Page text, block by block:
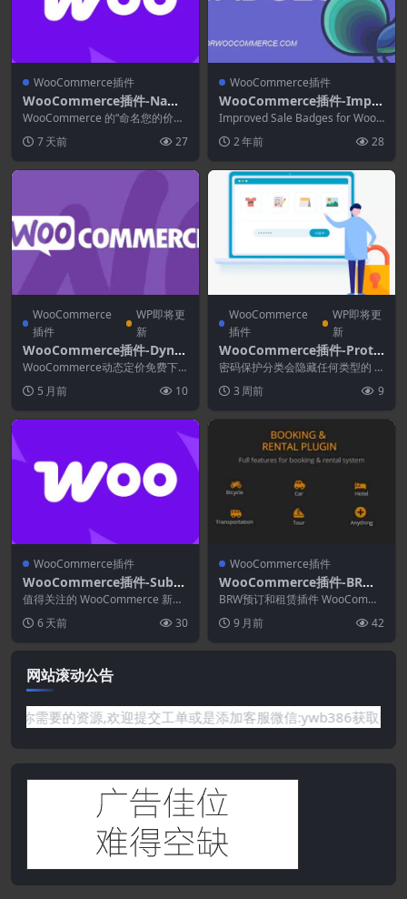
WooCommerce插件
WooCommerce插件-Name
Your Price for WooComm
erce 3.8.0
WooCommerce 的“命名您的价格”
产品价格...
7 天前 27
WooCommerce插件
WooCommerce插件-Impr
oved Sale Badges for Woo
Commerce 5.2.1
Improved Sale Badges for WooC
2 年前 28
WooCommerce
插件
WP即将更
新
WooCommerce插件-Dyna
mic Pricing for WooCom
merce 3.4.12
WooCommerce动态定价免费下
金额的表格，为...
5 月前 10
WooCommerce
插件
WP即将更
新
WooCommerce插件-Prote
ct Your WooCommerce Ca
tegories 2.8.2
密码保护分类会隐藏任何类型的 W
特定用户、...
3 周前 9
WooCommerce插件
WooCommerce插件-Subsc
ribe to Newsletter for Wo
oCommerce 5.0.0
值得关注的 WooCommerce 新闻
通讯订阅是其中包含您所有过去的
客户的订阅...
6 天前 30
WooCommerce插件
WooCommerce插件-BRW
1.9.6–预订租赁插件
BRW预订和租赁插件 WooComme
rce – 具有多种设置和灵活的插件
功能。...
9 月前 42
网站滚动公告
网站没有你需要的资源,欢迎提交工单或是添加客服微信:ywb386